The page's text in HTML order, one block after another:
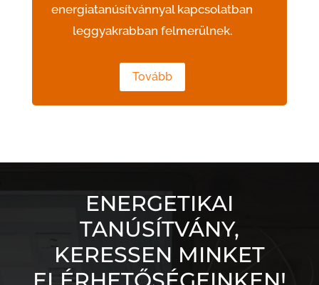
energiatanúsítvánnyal kapcsolatban
leggyakrabban felmerülnek.
Tovább
ENERGETIKAI
TANÚSÍTVÁNY,
KERESSEN MINKET